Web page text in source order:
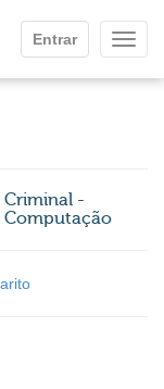
Entrar
Criminal -
Computação